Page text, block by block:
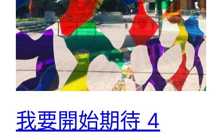
我要開始期待 4